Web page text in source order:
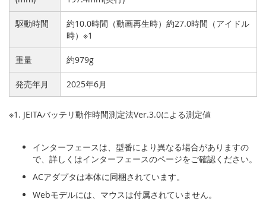
駆動時間
約10.0時間（動画再生時）約27.0時間（アイドル
時）※1
重量 約979g
発売年月 2025年6月
※1. JEITAバッテリ動作時間測定法Ver.3.0による測定値
インターフェースは、型番により異なる場合がありますの
で、詳しくはインターフェースのページをご確認ください。
ACアダプタは本体に同梱されています。
Webモデルには、マウスは付属されていません。